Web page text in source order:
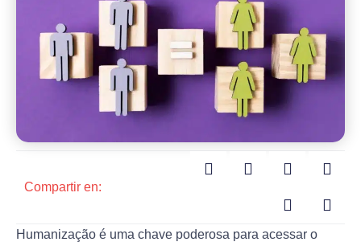
Compartir en:
Humanização é uma chave poderosa para acessar o